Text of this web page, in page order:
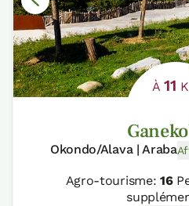
À11
Okondo/Alava | Araba
Agro-tourisme: 16